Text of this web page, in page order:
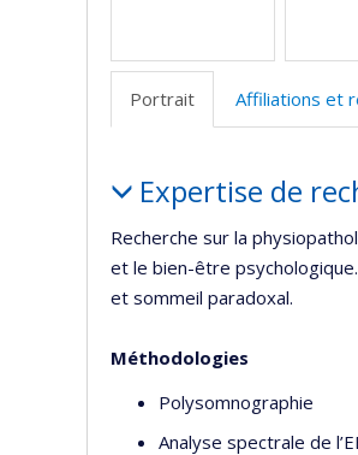
Portrait Affiliations et
Expertise de
Recherche sur la
et le bien-être
et sommeil paradoxal.
Méthodologies
Polysomnographie
Analyse spectrale de